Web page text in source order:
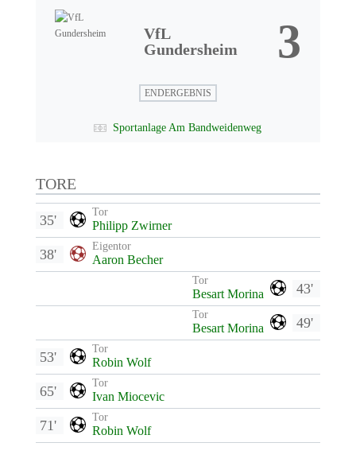
VfL
Gundersheim
3
ENDERGEBNIS
Sportanlage Am Bandweidenweg
TORE
Tor
Philipp Zwirner
35'
Eigentor
Aaron Becher
38'
43'
Tor
Besart Morina
49'
Tor
Besart Morina
Tor
Robin Wolf
53'
Tor
Ivan Miocevic
65'
Tor
Robin Wolf
71'